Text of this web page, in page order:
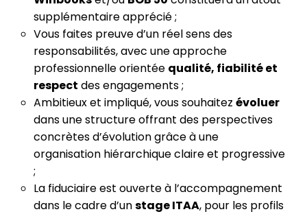
supplémentaire apprécié ;
Vous faites preuve d’un réel sens des
responsabilités, avec une approche
professionnelle orientée qualité, fiabilité et
respect des engagements ;
Ambitieux et impliqué, vous souhaitez évoluer
dans une structure offrant des perspectives
concrètes d’évolution grâce à une
organisation hiérarchique claire et progressive
;
La fiduciaire est ouverte à l’accompagnement
dans le cadre d’unstage ITAA, pour les profils